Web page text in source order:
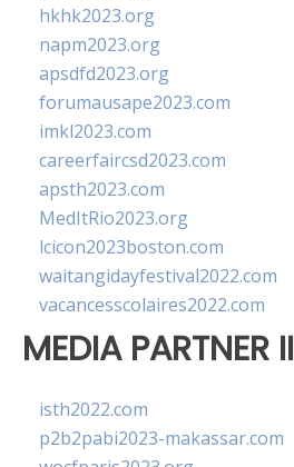
hkhk2023.org
napm2023.org
apsdfd2023.org
forumausape2023.com
imkl2023.com
careerfaircsd2023.com
apsth2023.com
MedItRio2023.org
lcicon2023boston.com
waitangidayfestival2022.com
vacancesscolaires2022.com
MEDIA PARTNER II
isth2022.com
p2b2pabi2023-makassar.com